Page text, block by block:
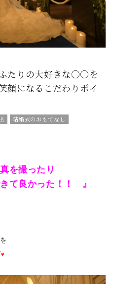
たりの大好きな○○を
顔になるこだわりポイ
結婚式のおもてなし
を撮ったり
て良かった！！ 』
♥